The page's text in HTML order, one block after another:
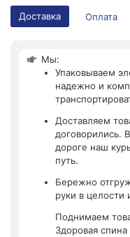
Доставка Оплата
Мы:
Упаковываем
надежно и
Доставляем
договорились.
дороге наш
путь.
Бережно
руки в целости
Поднимаем
Здоровая